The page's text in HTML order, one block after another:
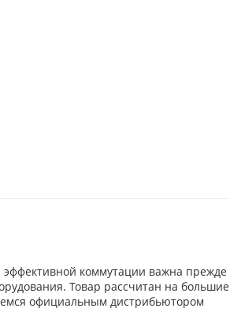
эффективной коммутации важна прежде
Товар рассчитан на большие
официальным дистрибьютором